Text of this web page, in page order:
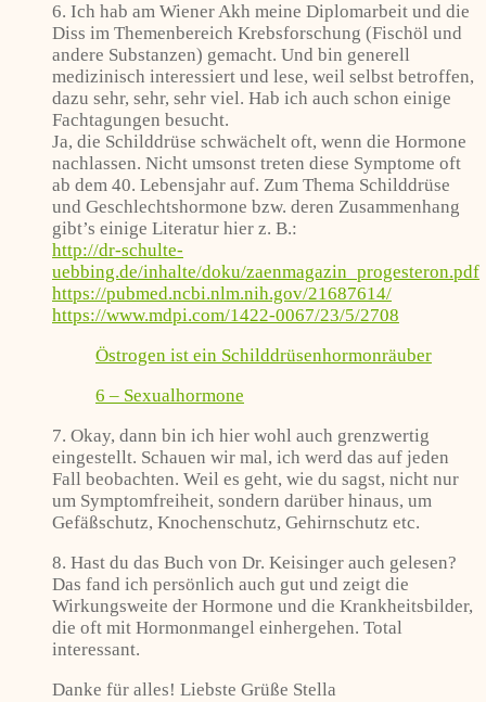
6. Ich hab am Wiener Akh meine Diplomarbeit und die
Diss im Themenbereich Krebsforschung (Fischöl und
andere Substanzen) gemacht. Und bin generell
medizinisch interessiert und lese, weil selbst betroffen,
dazu sehr, sehr, sehr viel. Hab ich auch schon einige
Fachtagungen besucht.
Ja, die Schilddrüse schwächelt oft, wenn die Hormone
nachlassen. Nicht umsonst treten diese Symptome oft
ab dem 40. Lebensjahr auf. Zum Thema Schilddrüse
und Geschlechtshormone bzw. deren Zusammenhang
gibt’s einige Literatur hier z. B.:
http://dr-schulte-
uebbing.de/inhalte/doku/zaenmagazin_progesteron.pdf
https://pubmed.ncbi.nlm.nih.gov/21687614/
https://www.mdpi.com/1422-0067/23/5/2708
Östrogen ist ein Schilddrüsenhormonräuber
6 – Sexualhormone
7. Okay, dann bin ich hier wohl auch grenzwertig
eingestellt. Schauen wir mal, ich werd das auf jeden
Fall beobachten. Weil es geht, wie du sagst, nicht nur
um Symptomfreiheit, sondern darüber hinaus, um
Gefäßschutz, Knochenschutz, Gehirnschutz etc.
8. Hast du das Buch von Dr. Keisinger auch gelesen?
Das fand ich persönlich auch gut und zeigt die
Wirkungsweite der Hormone und die Krankheitsbilder,
die oft mit Hormonmangel einhergehen. Total
interessant.
Danke für alles! Liebste Grüße Stella